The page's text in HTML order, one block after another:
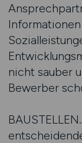
nicht sauber
Bewerber